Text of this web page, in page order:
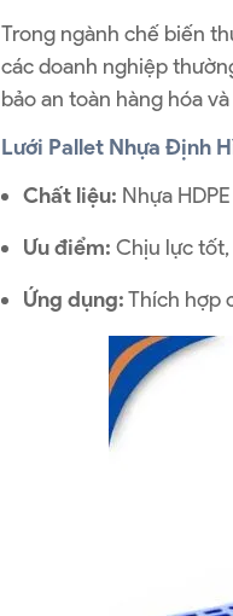
Trong ngành chế biến
các doanh nghiệp
bảo an toàn hàng hóa
Lưới Pallet Nhựa Định
Chất liệu: Nhựa
Ưu điểm: Chịu lực
Ứng dụng:Thích hợp